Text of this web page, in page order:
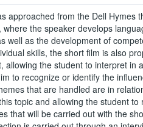
approached from the Dell Hymes
where the speaker develops
well as the development of
skills, the short film is also
allowing the student to interpret in
to recognize or identify the
that are handled are in
topic and allowing the student
that will be carried out with the